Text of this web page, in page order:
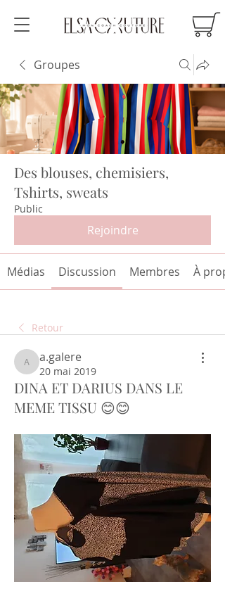
Groupes
Des blouses, chemisiers,
Tshirts, sweats
Public
Rejoindre
Médias Discussion Membres À
Retour
a.galere
a.galere
20 mai 2019
DINA ET DARIUS DANS LE
MEME TISSU 😊😊